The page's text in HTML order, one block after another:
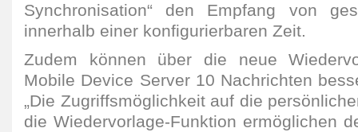
Synchronisation“ den Empfang von
innerhalb einer konfigurierbaren Zeit.
Zudem können über die neue
Mobile Device Server 10 Nachrichten
„Die Zugriffsmöglichkeit auf die
die Wiedervorlage-Funktion ermöglichen